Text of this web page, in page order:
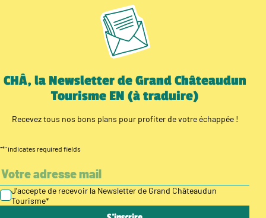
CHÂ, la Newsletter de Grand Châteaudun
Tourisme EN (à traduire)
Recevez tous nos bons plans pour profiter de votre échappée !
"*" indicates required fields
J’accepte de recevoir la Newsletter de Grand Châteaudun
Tourisme*